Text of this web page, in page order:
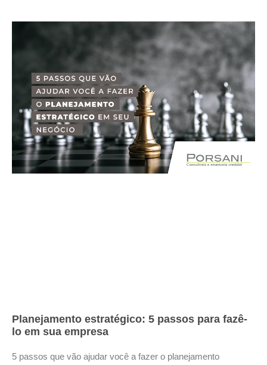
Planejamento estratégico: 5 passos para fazê-
lo em sua empresa
5 passos que vão ajudar você a fazer o planejamento